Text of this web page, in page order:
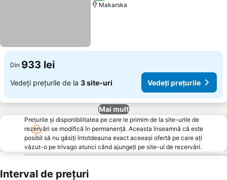
Makarska
Din 933 lei
Vedeți prețurile de la 3 site-uri Vedeți prețurile
Mai mult
Prețurile și disponibilitatea pe care le primim de la site-urile de
rezervări se modifică în permanență. Aceasta înseamnă că este
posibil să nu găsiți întotdeauna exact aceeași ofertă pe care ați
văzut-o pe trivago atunci când ajungeți pe site-ul de rezervări.
Interval de prețuri